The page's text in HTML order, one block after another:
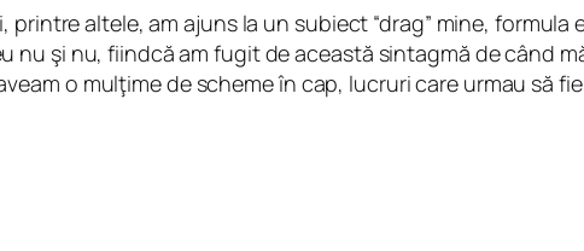
altele, am ajuns la un subiect “drag” mine,
nu şi nu, fiindcă am fugit de această sintagmă de când
o mulţime de scheme în cap, lucruri care urmau să